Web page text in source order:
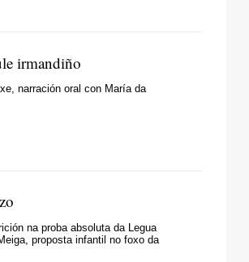
irmandiño
narración oral con María da
na proba absoluta da Legua
proposta infantil no foxo da